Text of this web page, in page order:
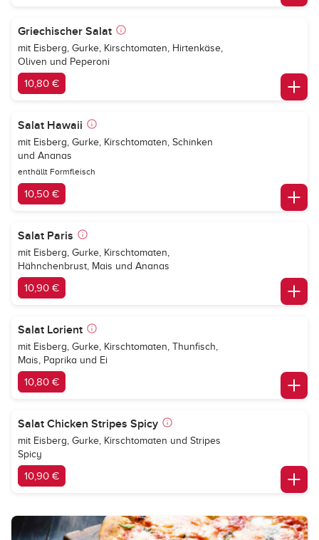
Griechischer Salat
mit Eisberg, Gurke, Kirschtomaten, Hirtenkäse,
Oliven und Peperoni
10,80 €
Salat Hawaii
mit Eisberg, Gurke, Kirschtomaten, Schinken
und Ananas
enthällt Formfleisch
10,50 €
Salat Paris
mit Eisberg, Gurke, Kirschtomaten,
Hähnchenbrust, Mais und Ananas
10,90 €
Salat Lorient
mit Eisberg, Gurke, Kirschtomaten, Thunfisch,
Mais, Paprika und Ei
10,80 €
Salat Chicken Stripes Spicy
mit Eisberg, Gurke, Kirschtomaten und Stripes
Spicy
10,90 €